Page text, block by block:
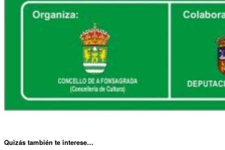
Quizás también te interese…